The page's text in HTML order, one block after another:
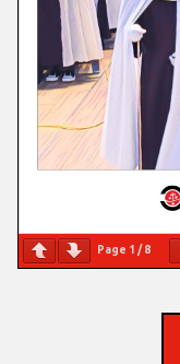
Page 1 /8